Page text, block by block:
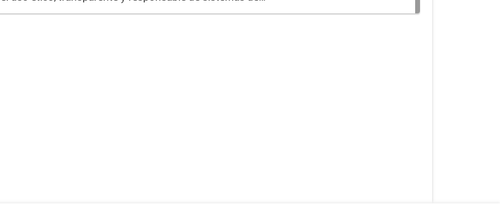
Inteligencia Artificial en la administración pública municipal.